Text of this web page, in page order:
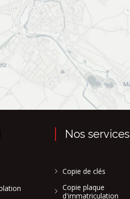
Nos services
Copie de clés
Copie plaque
d'immatriculation